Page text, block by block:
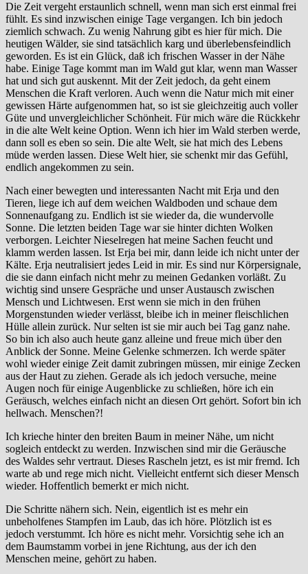
Die Zeit vergeht erstaunlich schnell, wenn man sich erst einmal frei
fühlt. Es sind inzwischen einige Tage vergangen. Ich bin jedoch
ziemlich schwach. Zu wenig Nahrung gibt es hier für mich. Die
heutigen Wälder, sie sind tatsächlich karg und überlebensfeindlich
geworden. Es ist ein Glück, daß ich frischen Wasser in der Nähe
habe. Einige Tage kommt man im Wald gut klar, wenn man Wasser
hat und sich gut auskennt. Mit der Zeit jedoch, da geht einem
Menschen die Kraft verloren. Auch wenn die Natur mich mit einer
gewissen Härte aufgenommen hat, so ist sie gleichzeitig auch voller
Güte und unvergleichlicher Schönheit. Für mich wäre die Rückkehr
in die alte Welt keine Option. Wenn ich hier im Wald sterben werde,
dann soll es eben so sein. Die alte Welt, sie hat mich des Lebens
müde werden lassen. Diese Welt hier, sie schenkt mir das Gefühl,
endlich angekommen zu sein.
Nach einer bewegten und interessanten Nacht mit Erja und den
Tieren, liege ich auf dem weichen Waldboden und schaue dem
Sonnenaufgang zu. Endlich ist sie wieder da, die wundervolle
Sonne. Die letzten beiden Tage war sie hinter dichten Wolken
verborgen. Leichter Nieselregen hat meine Sachen feucht und
klamm werden lassen. Ist Erja bei mir, dann leide ich nicht unter der
Kälte. Erja neutralisiert jedes Leid in mir. Es sind nur Körpersignale,
die sie dann einfach nicht mehr zu meinen Gedanken vorläßt. Zu
wichtig sind unsere Gespräche und unser Austausch zwischen
Mensch und Lichtwesen. Erst wenn sie mich in den frühen
Morgenstunden wieder verlässt, bleibe ich in meiner fleischlichen
Hülle allein zurück. Nur selten ist sie mir auch bei Tag ganz nahe.
So bin ich also auch heute ganz alleine und freue mich über den
Anblick der Sonne. Meine Gelenke schmerzen. Ich werde später
wohl wieder einige Zeit damit zubringen müssen, mir einige Zecken
aus der Haut zu ziehen. Gerade als ich jedoch versuche, meine
Augen noch für einige Augenblicke zu schließen, höre ich ein
Geräusch, welches einfach nicht an diesen Ort gehört. Sofort bin ich
hellwach. Menschen?!
Ich krieche hinter den breiten Baum in meiner Nähe, um nicht
sogleich entdeckt zu werden. Inzwischen sind mir die Geräusche
des Waldes sehr vertraut. Dieses Rascheln jetzt, es ist mir fremd. Ich
warte ab und rege mich nicht. Vielleicht entfernt sich dieser Mensch
wieder. Hoffentlich bemerkt er mich nicht.
Die Schritte nähern sich. Nein, eigentlich ist es mehr ein
unbeholfenes Stampfen im Laub, das ich höre. Plötzlich ist es
jedoch verstummt. Ich höre es nicht mehr. Vorsichtig sehe ich an
dem Baumstamm vorbei in jene Richtung, aus der ich den
Menschen meine, gehört zu haben.